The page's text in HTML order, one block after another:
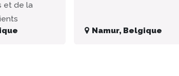
et de la
Namur, Belgique